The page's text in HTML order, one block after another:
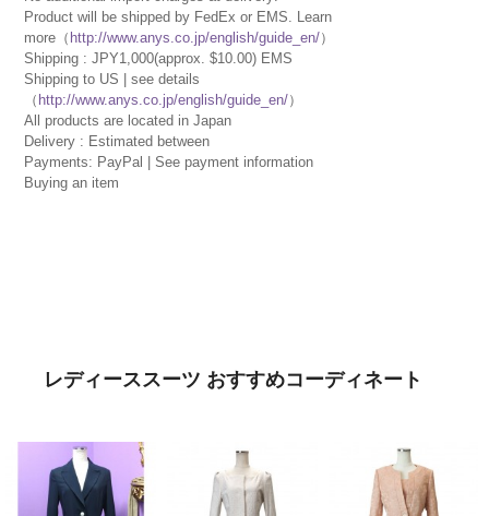
Product will be shipped by FedEx or EMS. Learn
more（ http://www.anys.co.jp/english/guide_en/）
Shipping : JPY1,000(approx. $10.00) EMS
Shipping to US | see details
（ http://www.anys.co.jp/english/guide_en/）
All products are located in Japan
Delivery : Estimated between
Payments: PayPal | See payment information
Buying an item
レディーススーツ おすすめコーディネート